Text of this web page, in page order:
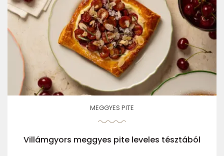
MEGGYES PITE
Villámgyors meggyes pite leveles tésztából